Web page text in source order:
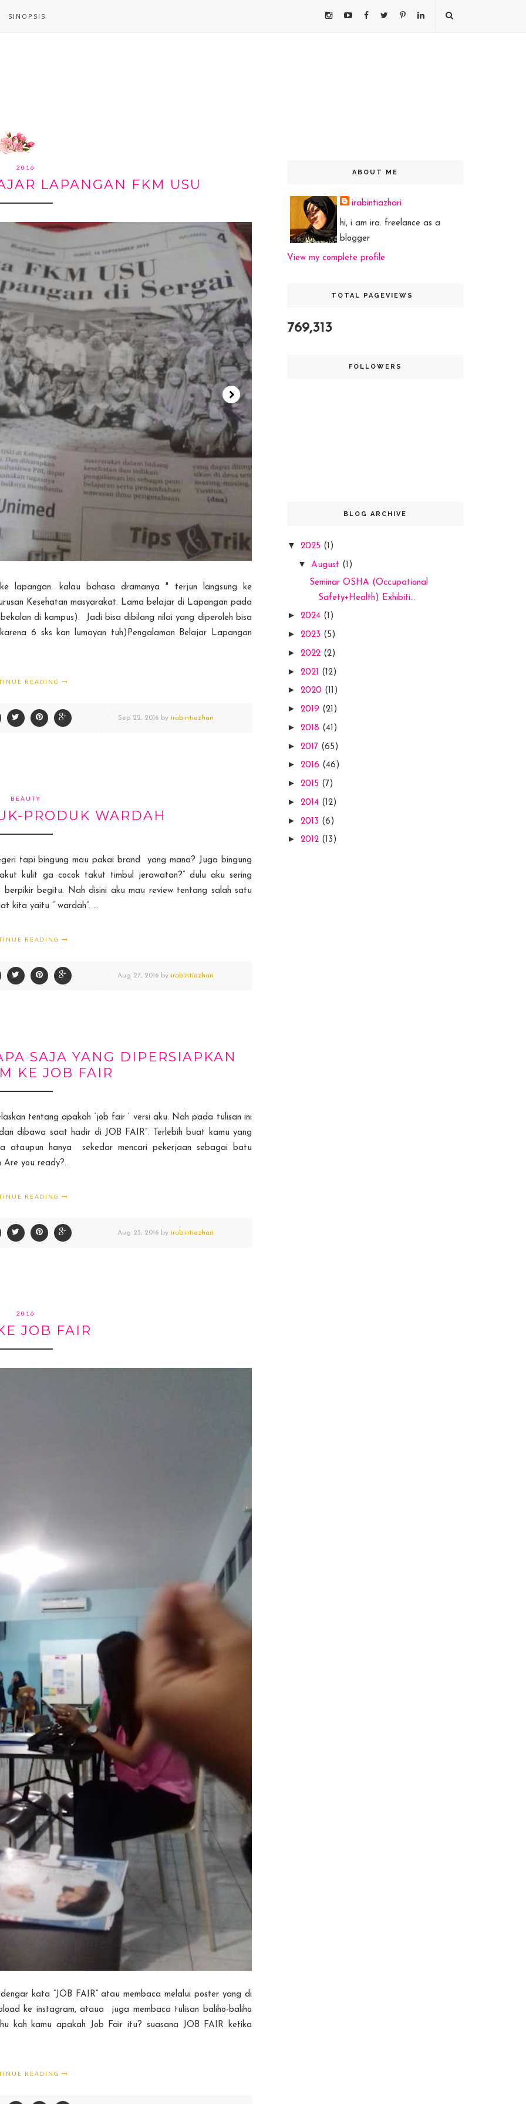
SINOPSIS
2016
LAPANGAN FKM USU
lapangan. kalau bahasa dramanya " terjun langsung ke
Kesehatan masyarakat. Lama belajar di Lapangan pada
di kampus). Jadi bisa dibilang nilai yang diperoleh bisa
6 sks kan lumayan tuh)Pengalaman Belajar Lapangan
READING
Sep 22, 2016 by irabintiazhari
BEAUTY
PRODUK WARDAH
tapi bingung mau pakai brand yang mana? Juga bingung
kulit ga cocok takut timbul jerawatan?” dulu aku sering
begitu. Nah disini aku mau review tentang salah satu
kita yaitu “ wardah”. ...
READING
Aug 27, 2016 by irabintiazhari
SAJA YANG DIPERSIAPKAN
KE JOB FAIR
tentang apakah ‘job fair ‘ versi aku. Nah pada tulisan ini
dibawa saat hadir di JOB FAIR”. Terlebih buat kamu yang
ataupun hanya sekedar mencari pekerjaan sebagai batu
you ready?...
READING
Aug 23, 2016 by irabintiazhari
2016
JOB FAIR
“JOB FAIR” atau membaca melalui poster yang di
ke instagram, ataua juga membaca tulisan baliho-baliho
kah kamu apakah Job Fair itu? suasana JOB FAIR ketika
READING
ABOUT ME
irabintiazhari
hi, i am ira. freelance as a
blogger
View my complete profile
TOTAL PAGEVIEWS
769,313
FOLLOWERS
BLOG ARCHIVE
▼ 2025 (1)
▼ August (1)
Seminar OSHA (Occupational
Safety+Health) Exhibiti...
► 2024 (1)
► 2023 (5)
► 2022 (2)
► 2021 (12)
► 2020 (11)
► 2019 (21)
► 2018 (41)
► 2017 (65)
► 2016 (46)
► 2015 (7)
► 2014 (12)
► 2013 (6)
► 2012 (13)